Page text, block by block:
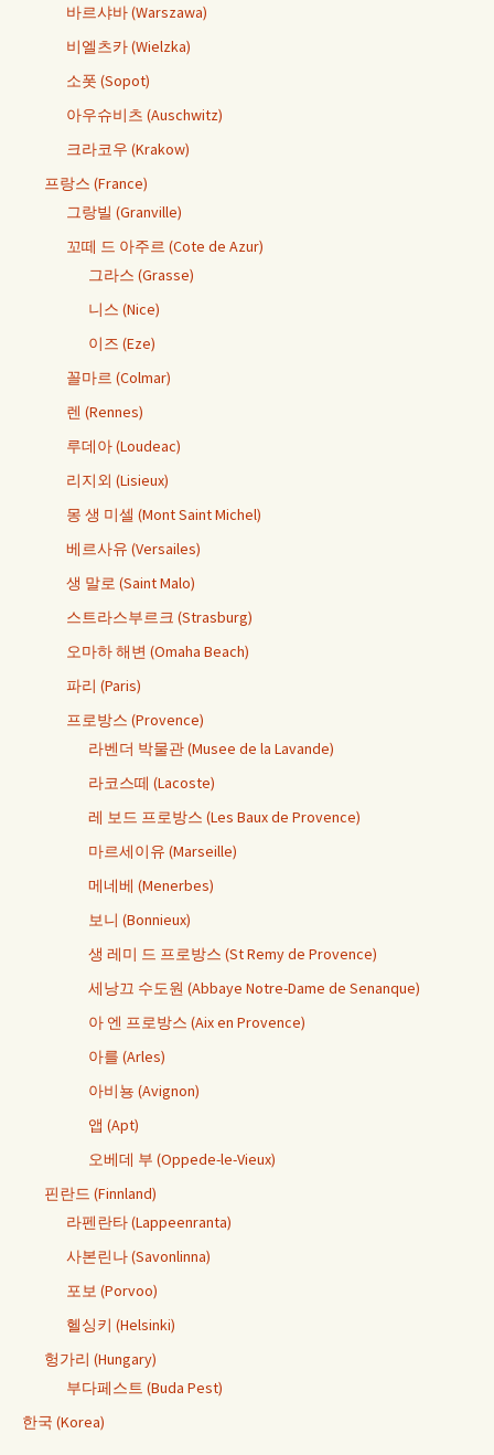
바르샤바 (Warszawa)
비엘츠카 (Wielzka)
소폿 (Sopot)
아우슈비츠 (Auschwitz)
크라코우 (Krakow)
프랑스 (France)
그랑빌 (Granville)
꼬떼 드 아주르 (Cote de Azur)
그라스 (Grasse)
니스 (Nice)
이즈 (Eze)
꼴마르 (Colmar)
렌 (Rennes)
루데아 (Loudeac)
리지외 (Lisieux)
몽 생 미셀 (Mont Saint Michel)
베르사유 (Versailes)
생 말로 (Saint Malo)
스트라스부르크 (Strasburg)
오마하 해변 (Omaha Beach)
파리 (Paris)
프로방스 (Provence)
라벤더 박물관 (Musee de la Lavande)
라코스떼 (Lacoste)
레 보드 프로방스 (Les Baux de Provence)
마르세이유 (Marseille)
메네베 (Menerbes)
보니 (Bonnieux)
생 레미 드 프로방스 (St Remy de Provence)
세낭끄 수도원 (Abbaye Notre-Dame de Senanque)
아 엔 프로방스 (Aix en Provence)
아를 (Arles)
아비뇽 (Avignon)
앱 (Apt)
오베데 부 (Oppede-le-Vieux)
핀란드 (Finnland)
라펜란타 (Lappeenranta)
사본린나 (Savonlinna)
포보 (Porvoo)
헬싱키 (Helsinki)
헝가리 (Hungary)
부다페스트 (Buda Pest)
한국 (Korea)